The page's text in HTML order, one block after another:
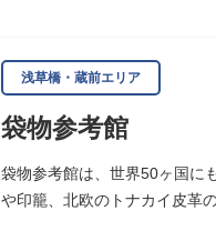
1945（昭和20）年の空襲で焼
感できる魅力的な空間となって
子規が病室兼書斎にしていた
のボランティア団体により大
浅草橋・蔵前エリア
袋物参考館
袋物参考館は、世界50ヶ国に
や印籠、北欧のトナカイ皮革